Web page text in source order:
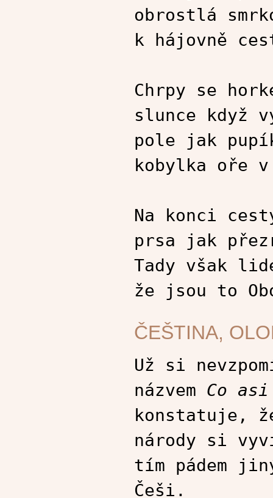
obrostlá
k hájovně
Chrpy se
slunce když
pole jak
kobylka oře
Na konci
prsa jak
Tady však
že jsou to
ČEŠTINA,
Už si
názvem Co
konstatuje,
národy si
tím pádem
Češi.